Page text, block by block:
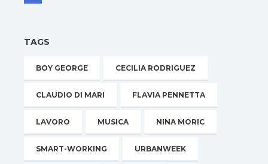
TAGS
BOY GEORGE CECILIA RODRIGUEZ
CLAUDIO DI MARI FLAVIA PENNETTA
LAVORO MUSICA NINA MORIC
SMART-WORKING URBANWEEK